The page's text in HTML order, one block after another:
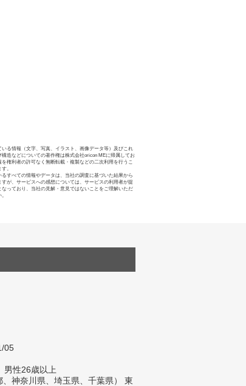
いる情報（文字、写真、イラスト、画像データ等）及びこれ
構造などについての著作権は株式会社oricon MEに帰属してお
を権利者の許可なく無断転載・複製などの二次利用を行うこ
。
るすべての情報やデータは、当社の調査に基づいた結果から
すが、サービスへの感想については、サービスの利用者が提
なっており、当社の見解・意見ではないことをご理解いただ
05
男性26歳以上
神奈川県、埼玉県、千葉県） 東